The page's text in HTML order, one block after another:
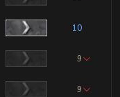
10
9
9